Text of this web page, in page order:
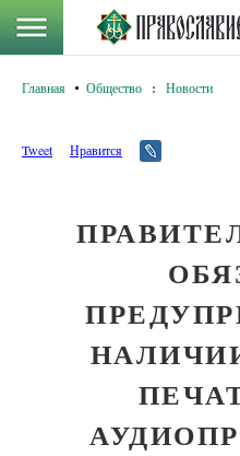
Главная Общество : Новости
Tweet Нравится